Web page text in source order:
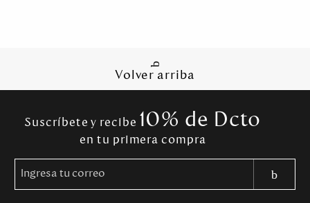
Volver arriba
Suscríbete y recibe 10% de Dcto
en tu primera compra